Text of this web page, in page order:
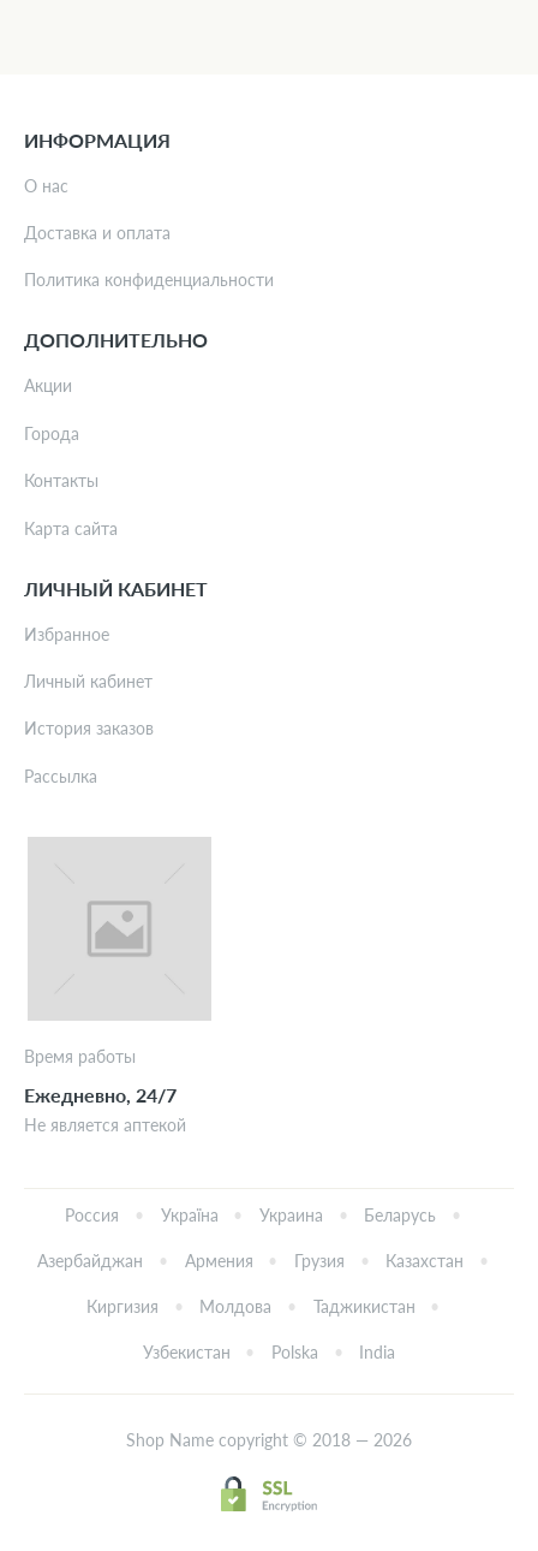
Время работы
Ежедневно, 24/7
Не является аптекой
ИНФОРМАЦИЯ
О нас
Доставка и оплата
Политика конфиденциальности
ДОПОЛНИТЕЛЬНО
Акции
Города
Контакты
Карта сайта
ЛИЧНЫЙ КАБИНЕТ
Избранное
Личный кабинет
История заказов
Рассылка
Россия Україна Украина Беларусь
Азербайджан Армения Грузия Казахстан
Киргизия Молдова Таджикистан
Узбекистан Polska India
Shop Name copyright © 2018 — 2026